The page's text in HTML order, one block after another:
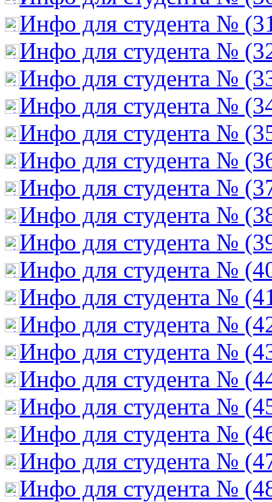
Инфо для студента №
Инфо для студента №
Инфо для студента №
Инфо для студента №
Инфо для студента №
Инфо для студента №
Инфо для студента №
Инфо для студента №
Инфо для студента №
Инфо для студента №
Инфо для студента №
Инфо для студента №
Инфо для студента №
Инфо для студента №
Инфо для студента №
Инфо для студента №
Инфо для студента №
Инфо для студента №